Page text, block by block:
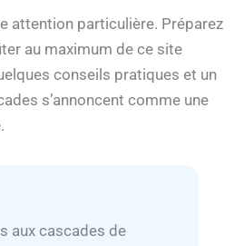
attention particulière. Préparez
au maximum de ce site
conseils pratiques et un
s’annoncent comme une
aux cascades de